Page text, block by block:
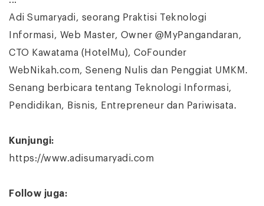
Adi Sumaryadi, seorang Praktisi Teknologi
Informasi, Web Master, Owner @MyPangandaran,
CTO Kawatama (HotelMu), CoFounder
WebNikah.com, Seneng Nulis dan Penggiat UMKM.
Senang berbicara tentang Teknologi Informasi,
Pendidikan, Bisnis, Entrepreneur dan Pariwisata.
Kunjungi:
https://www.adisumaryadi.com
Follow juga: